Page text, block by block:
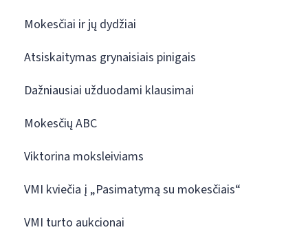
Mokesčiai ir jų dydžiai
Atsiskaitymas grynaisiais pinigais
Dažniausiai užduodami klausimai
Mokesčių ABC
Viktorina moksleiviams
VMI kviečia į „Pasimatymą su mokesčiais“
VMI turto aukcionai